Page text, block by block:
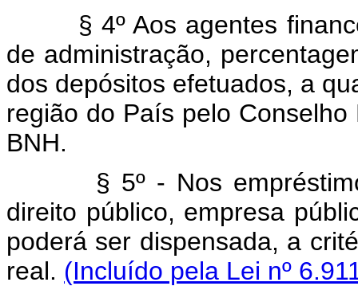
§ 4º Aos agentes
de administração,
dos depósitos efetuados, a
região do País pelo
BNH.
§ 5º - Nos empréstimos
direito público, empresa
poderá ser dispensada, a
real. (Incluído pela Lei nº